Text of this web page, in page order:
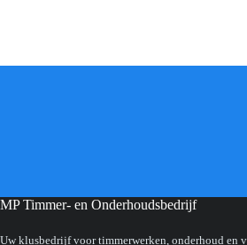
MP Timmer- en Onderhoudsbedrijf
Uw klusbedrijf voor timmerwerken, onderhoud en